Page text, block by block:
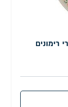
רימונים